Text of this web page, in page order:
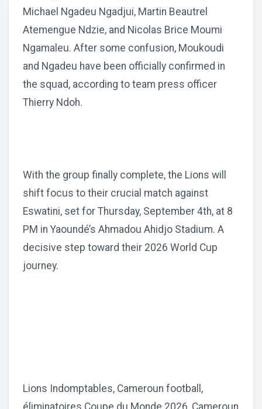
Michael Ngadeu Ngadjui, Martin Beautrel
Atemengue Ndzie, and Nicolas Brice Moumi
Ngamaleu. After some confusion, Moukoudi
and Ngadeu have been officially confirmed in
the squad, according to team press officer
Thierry Ndoh.
With the group finally complete, the Lions will
shift focus to their crucial match against
Eswatini, set for Thursday, September 4th, at 8
PM in Yaoundé’s Ahmadou Ahidjo Stadium. A
decisive step toward their 2026 World Cup
journey.
Lions Indomptables, Cameroun football,
éliminatoires Coupe du Monde 2026, Cameroun